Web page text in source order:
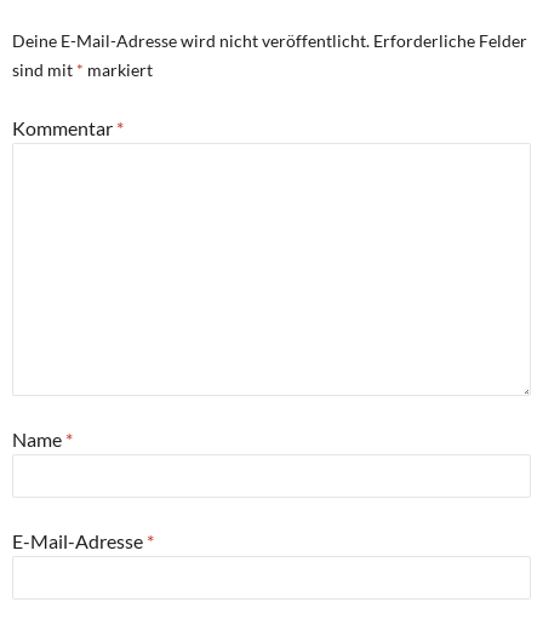
Deine E-Mail-Adresse wird nicht veröffentlicht. Erforderliche Felder
sind mit * markiert
Kommentar *
Name *
E-Mail-Adresse *